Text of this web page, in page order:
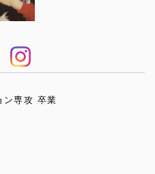
ン専攻 卒業